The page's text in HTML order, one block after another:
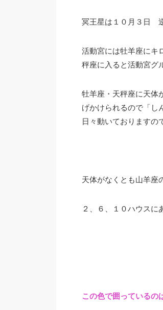
冥王星は１０月３日
活動宮には牡羊座にキ
秤座に入ると活動宮グ
牡羊座・天秤座に天体
げかけられるので「し
日々動いておりますの
天体がなくとも山羊座
２、６、１０ハウス
この色で囲っているの